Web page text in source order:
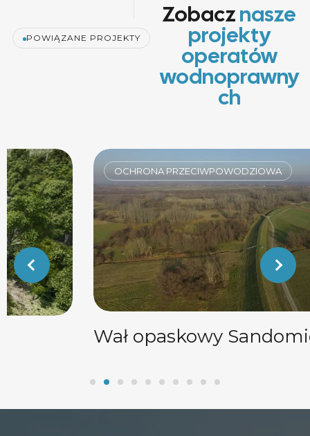
POWIĄZANE PROJEKTY
Zobacznasze
projekty
operatów
wodnoprawny
ch
OCHRONA PRZECIWPOWODZIOWA
Wał opaskowy Sandomierz